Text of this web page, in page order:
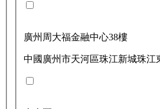
廣州周大福金融中心38樓
中國廣州市天河區珠江新城珠江